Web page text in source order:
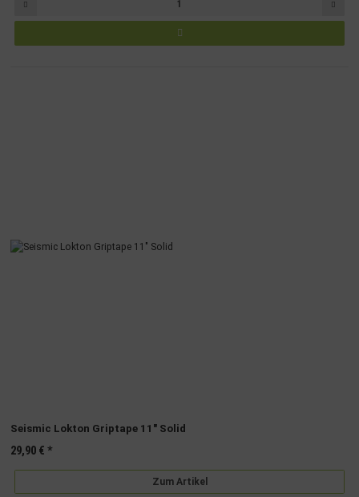
Seismic Lokton Griptape 11" Solid
29,90 € *
Zum Artikel